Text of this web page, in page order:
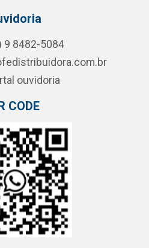
9 8482-5084
ouvidoria
CODE